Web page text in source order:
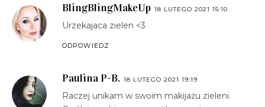
BlingBlingMakeUp 18 LUTEGO 2021 15:10
Urzekajaca zielen <3
ODPOWIEDZ
Paulina P-B. 18 LUTEGO 2021 19:19
Raczej unikam w swoim makijażu zieleni.